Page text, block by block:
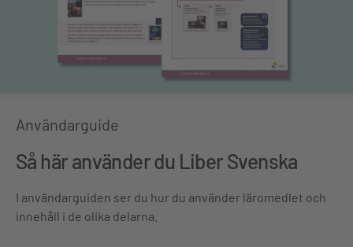
Användarguide
Så här använder du Liber Svenska
I användarguiden ser du hur du använder läromedlet och
innehåll i de olika delarna.